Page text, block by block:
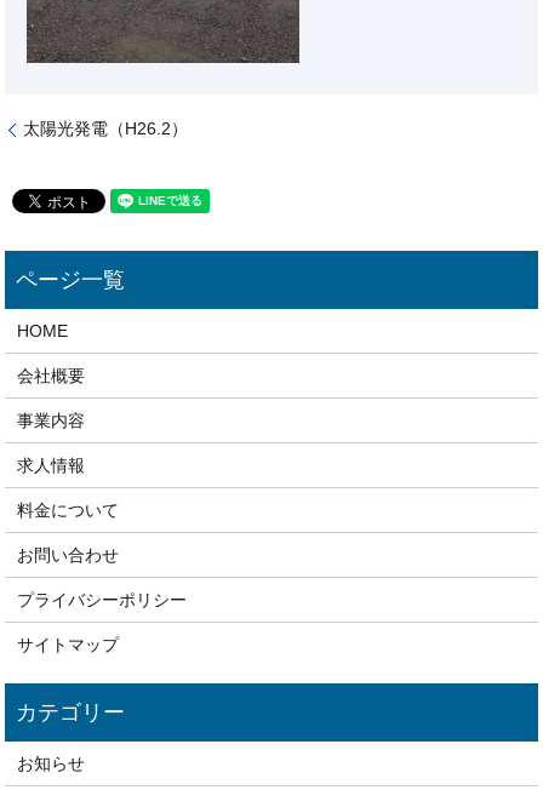
太陽光発電（H26.2）
HOME
会社概要
事業内容
求人情報
料金について
お問い合わせ
プライバシーポリシー
サイトマップ
お知らせ